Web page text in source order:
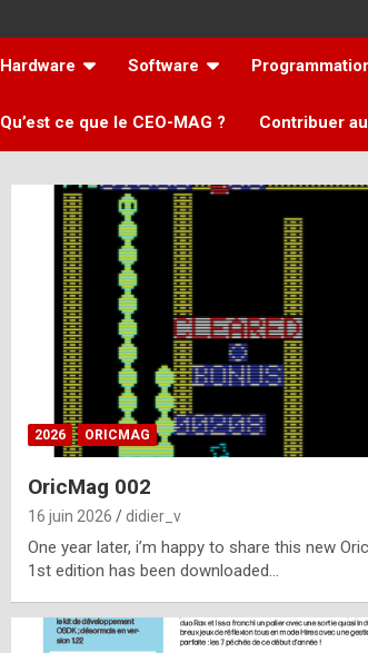
Hardware Software
Qu’est ce que le CEO-MAG ? Contribuer
2026 ORICMAG
OricMag 002
16 juin 2026 didier_v
One year later, i’m happy to share this new
1st edition has been downloaded…